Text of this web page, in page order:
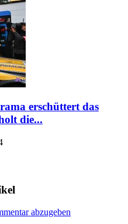
erschüttert das
die...
abzugeben